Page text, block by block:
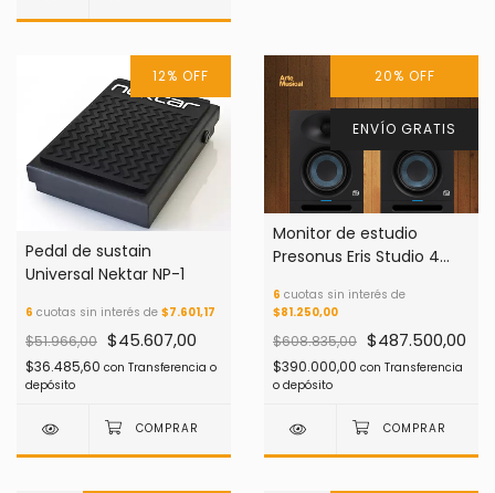
12% OFF
Pedal de sustain
Universal Nektar NP-1
6 cuotas sin interés de $7.601,17
$51.966,00 $45.607,00
$36.485,60 con Transferencia o
depósito
20% OFF
ENVÍO GRATIS
Monitor de estudio
Presonus Eris Studio 4
6 cuotas sin interés de
$81.250,00
$608.835,00 $487.500,00
$390.000,00 con Transferencia
o depósito